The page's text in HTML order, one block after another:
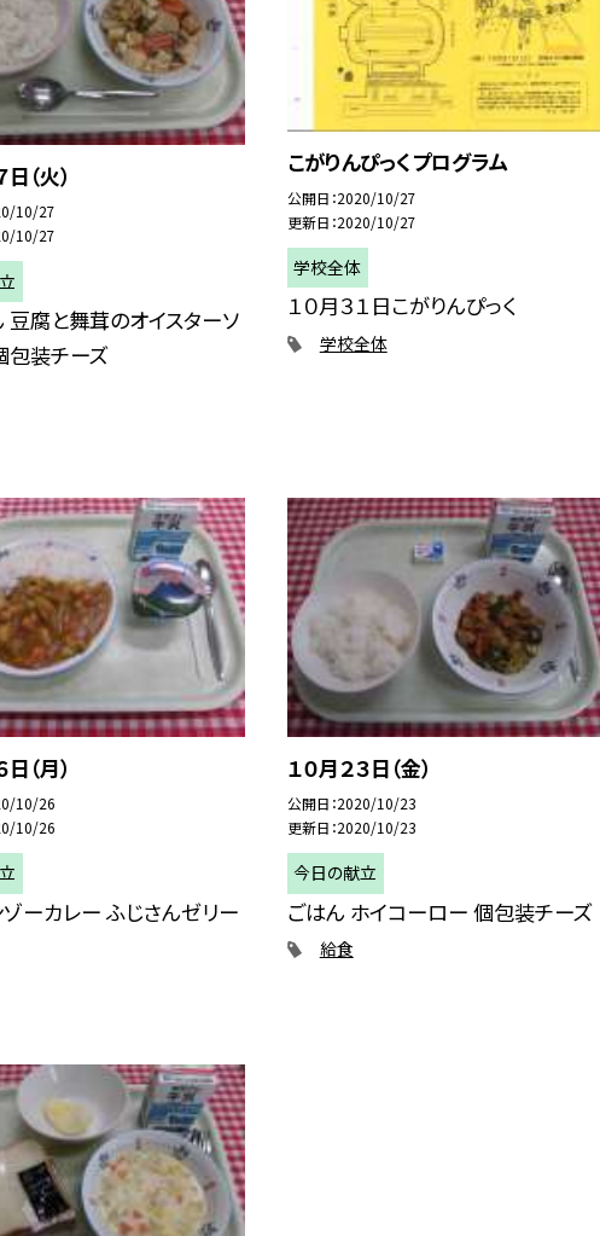
（火）
10/27
10/27
豆腐と舞茸のオイスターソ
包装チーズ
こがりんぴっくプログラム
公開日 2020/10/27
更新日 2020/10/27
学校全体
１０月３１日こがりんぴっく
学校全体
（月）
10/26
10/26
ーカレー ふじさんゼリー
１０月２３日（金）
公開日 2020/10/23
更新日 2020/10/23
今日の献立
ごはん ホイコーロー 個包装チーズ
給食